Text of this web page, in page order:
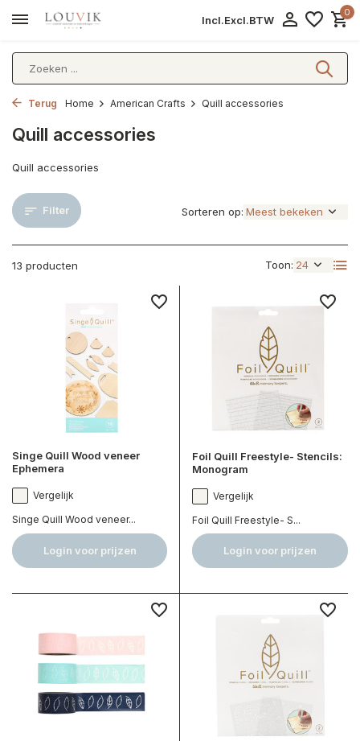
Incl.Excl.BTW
0
Terug Home American Crafts Quill accessories
Quill accessories
Quill accessories
Filter
13 producten Toon:
Sorteren op:
Singe Quill Wood veneer
Ephemera
Vergelijk
Singe Quill Wood veneer...
Login voor prijzen
Foil Quill Freestyle- Stencils:
Monogram
Vergelijk
Foil Quill Freestyle- S...
Login voor prijzen